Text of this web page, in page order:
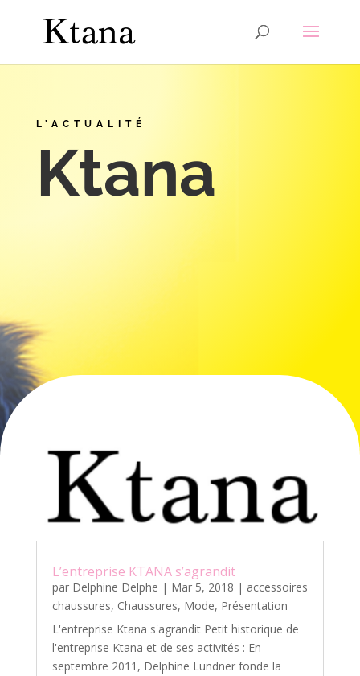
L’ACTUALITÉ
Ktana
L’entreprise KTANA s’agrandit
par Delphine Delphe | Mar 5, 2018 | accessoires
chaussures, Chaussures, Mode, Présentation
L'entreprise Ktana s'agrandit Petit historique de
l'entreprise Ktana et de ses activités : En
septembre 2011, Delphine Lundner fonde la